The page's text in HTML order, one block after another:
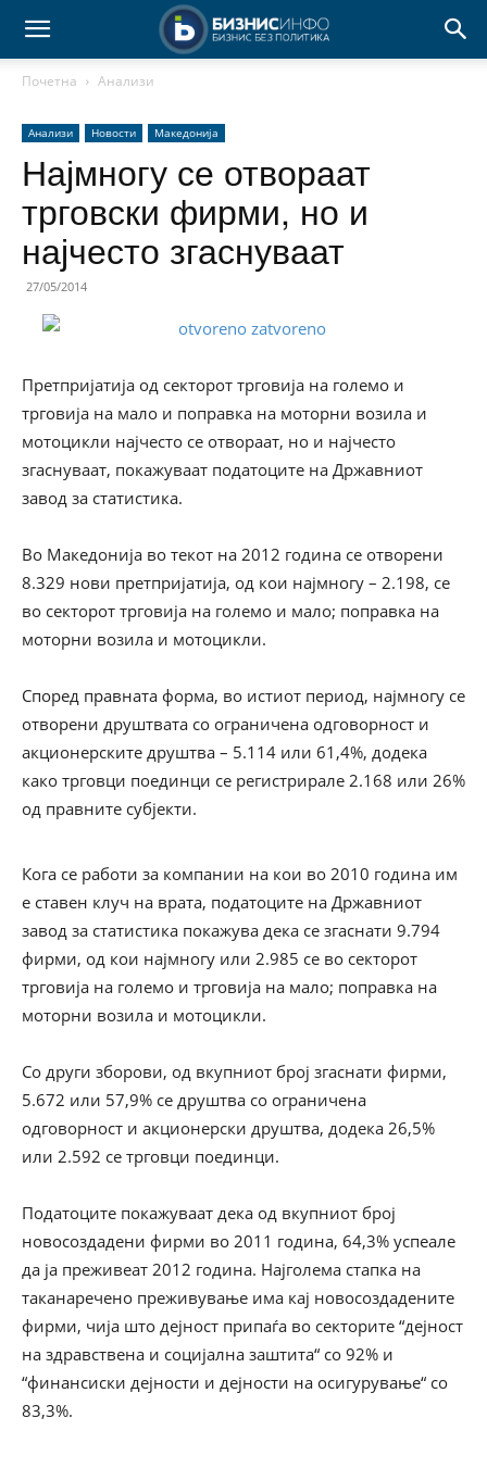
Почетна Анализи
Анализи Новости Македонија
Најмногу се отвораат
трговски фирми, но и
најчесто згаснуваат
27/05/2014
Претпријатија од секторот трговија на големо и
трговија на мало и поправка на моторни возила и
мотоцикли најчесто се отвораат, но и најчесто
згаснуваат, покажуваат податоците на Државниот
завод за статистика.
Во Македонија во текот на 2012 година се отворени
8.329 нови претпријатија, од кои најмногу – 2.198, се
во секторот трговија на големо и мало; поправка на
моторни возила и мотоцикли.
Според правната форма, во истиот период, најмногу се
отворени друштвата со ограничена одговорност и
акционерските друштва – 5.114 или 61,4%, додека
како трговци поединци се регистрирале 2.168 или 26%
од правните субјекти.
Кога се работи за компании на кои во 2010 година им
е ставен клуч на врата, податоците на Државниот
завод за статистика покажува дека се згаснати 9.794
фирми, од кои најмногу или 2.985 се во секторот
трговија на големо и трговија на мало; поправка на
моторни возила и мотоцикли.
Со други зборови, од вкупниот број згаснати фирми,
5.672 или 57,9% се друштва со ограничена
одговорност и акционерски друштва, додека 26,5%
или 2.592 се трговци поединци.
Податоците покажуваат дека од вкупниот број
новосоздадени фирми во 2011 година, 64,3% успеале
да ја преживеат 2012 година. Најголема стапка на
таканаречено преживување има кај новосоздадените
фирми, чија што дејност припаѓа во секторите “дејност
на здравствена и социјална заштита“ со 92% и
“финансиски дејности и дејности на осигурување“ со
83,3%.